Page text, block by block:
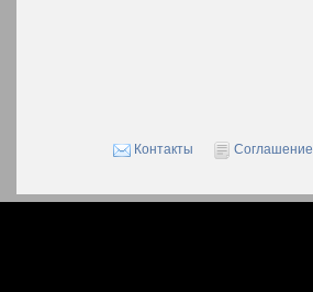
Контакты Соглашение